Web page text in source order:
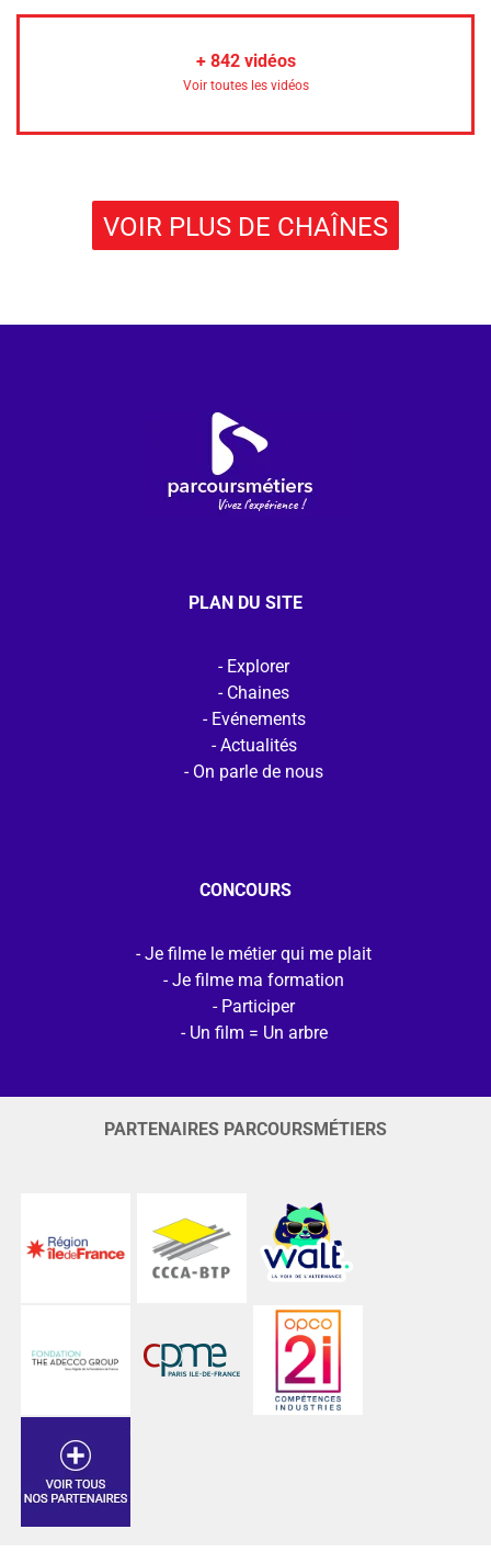
+ 842vidéos
Voir toutes les vidéos
VOIR PLUS DE CHAÎNES
PLAN DU SITE
Explorer
Chaines
Evénements
Actualités
On parle de nous
CONCOURS
Je filme le métier qui me plait
Je filme ma formation
Participer
Un film = Un arbre
PARTENAIRES PARCOURSMÉTIERS